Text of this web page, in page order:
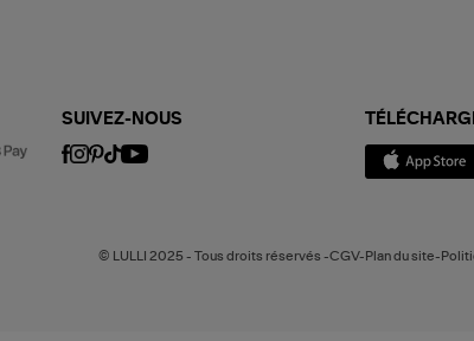
SUIVEZ-NOUS
© LULLI 2025 - Tous droits réservés -CGV-Plan du site-